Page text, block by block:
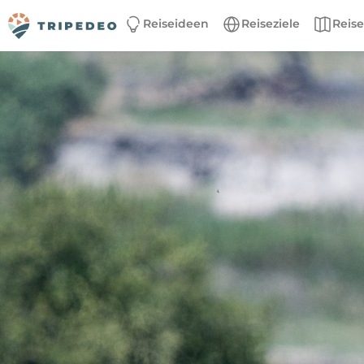
Reiseideen Reiseziele